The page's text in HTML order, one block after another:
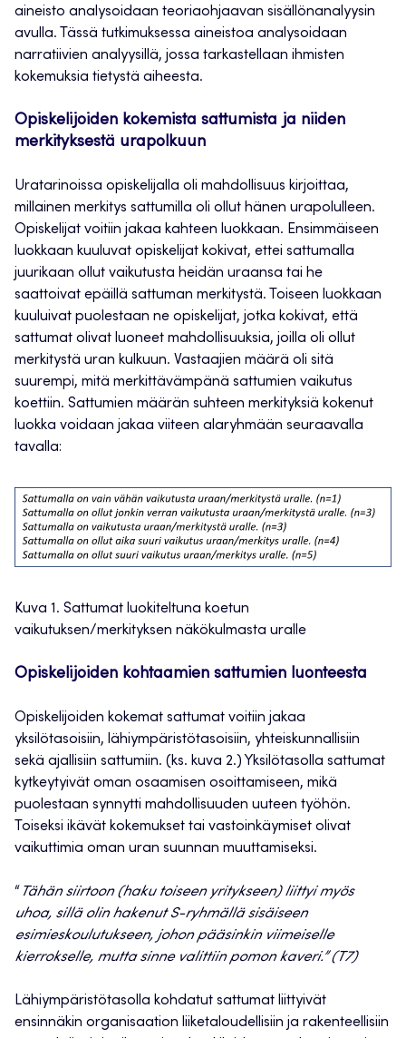
aineisto analysoidaan teoriaohjaavan sisällönanalyysin
avulla. Tässä tutkimuksessa aineistoa analysoidaan
narratiivien analyysillä, jossa tarkastellaan ihmisten
kokemuksia tietystä aiheesta.
Opiskelijoiden kokemista sattumista ja niiden
merkityksestä urapolkuun
Uratarinoissa opiskelijalla oli mahdollisuus kirjoittaa,
millainen merkitys sattumilla oli ollut hänen urapolulleen.
Opiskelijat voitiin jakaa kahteen luokkaan. Ensimmäiseen
luokkaan kuuluvat opiskelijat kokivat, ettei sattumalla
juurikaan ollut vaikutusta heidän uraansa tai he
saattoivat epäillä sattuman merkitystä. Toiseen luokkaan
kuuluivat puolestaan ne opiskelijat, jotka kokivat, että
sattumat olivat luoneet mahdollisuuksia, joilla oli ollut
merkitystä uran kulkuun. Vastaajien määrä oli sitä
suurempi, mitä merkittävämpänä sattumien vaikutus
koettiin. Sattumien määrän suhteen merkityksiä kokenut
luokka voidaan jakaa viiteen alaryhmään seuraavalla
tavalla:
Kuva 1. Sattumat luokiteltuna koetun
vaikutuksen/merkityksen näkökulmasta uralle
Opiskelijoiden kohtaamien sattumien luonteesta
Opiskelijoiden kokemat sattumat voitiin jakaa
yksilötasoisiin, lähiympäristötasoisiin, yhteiskunnallisiin
sekä ajallisiin sattumiin. (ks. kuva 2.) Yksilötasolla sattumat
kytkeytyivät oman osaamisen osoittamiseen, mikä
puolestaan synnytti mahdollisuuden uuteen työhön.
Toiseksi ikävät kokemukset tai vastoinkäymiset olivat
vaikuttimia oman uran suunnan muuttamiseksi.
“ Tähän siirtoon (haku toiseen yritykseen) liittyi myös
uhoa, sillä olin hakenut S-ryhmällä sisäiseen
esimieskoulutukseen, johon pääsinkin viimeiselle
kierrokselle, mutta sinne valittiin pomon kaveri.” (T7)
Lähiympäristötasolla kohdatut sattumat liittyivät
ensinnäkin organisaation liiketaloudellisiin ja rakenteellisiin